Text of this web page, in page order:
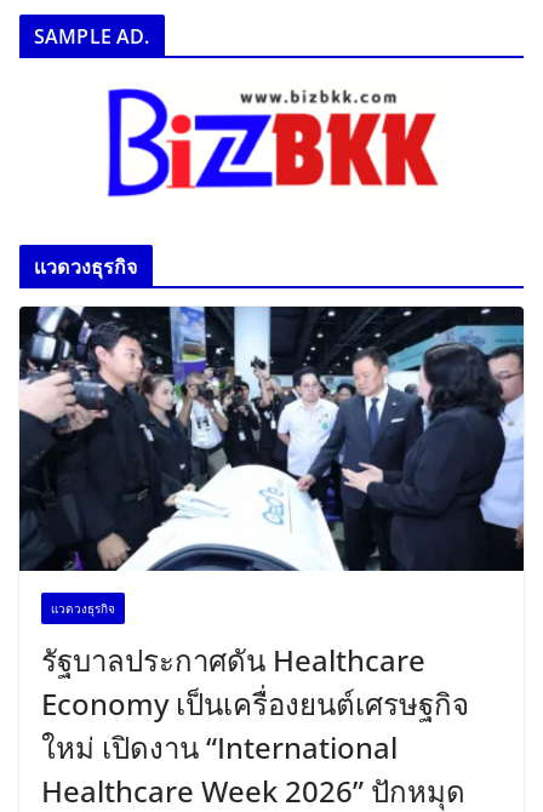
SAMPLE AD.
เเวดวงธุรกิจ
เเวดวงธุรกิจ
รัฐบาลประกาศดัน Healthcare
Economy เป็นเครื่องยนต์เศรษฐกิจ
ใหม่ เปิดงาน “International
Healthcare Week 2026” ปักหมุด